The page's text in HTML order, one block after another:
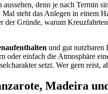
denn je nach Termin
steht das Anlegen in einem
Gründe, warum
und gut nutzbaren
oder einfach die Atmosphäre
setzt. Wer gern reist,
, Madeira